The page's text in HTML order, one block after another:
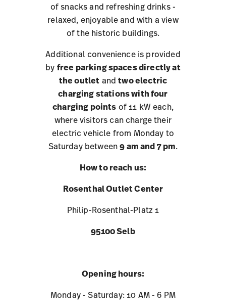
of snacks and refreshing drinks -
relaxed, enjoyable and with a view
of the historic buildings.
Additional convenience is provided
by free parking spaces directly at
the outlet andtwo electric
charging stations with four
charging points of 11 kW each,
where visitors can charge their
electric vehicle from Monday to
Saturday between9 am and 7 pm.
How to reach us:
Rosenthal Outlet Center
Philip-Rosenthal-Platz 1
95100 Selb
Opening hours:
Monday - Saturday: 10 AM - 6 PM